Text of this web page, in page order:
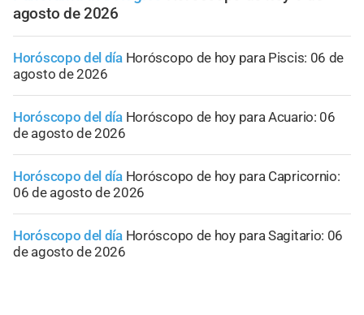
agosto de 2026
Horóscopo del día Horóscopo de hoy para Piscis: 06 de
agosto de 2026
Horóscopo del día Horóscopo de hoy para Acuario: 06
de agosto de 2026
Horóscopo del día Horóscopo de hoy para Capricornio:
06 de agosto de 2026
Horóscopo del día Horóscopo de hoy para Sagitario: 06
de agosto de 2026